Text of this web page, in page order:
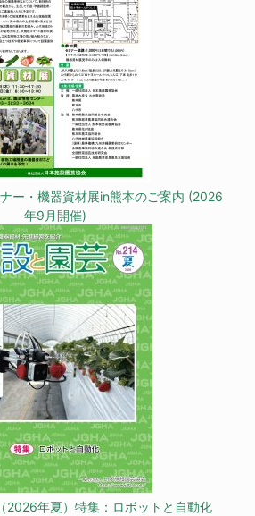
ー・機器資材展in熊本のご案内 (2026
年9月開催)
2026年夏）特集：ロボットと自動化